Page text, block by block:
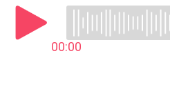
00:00